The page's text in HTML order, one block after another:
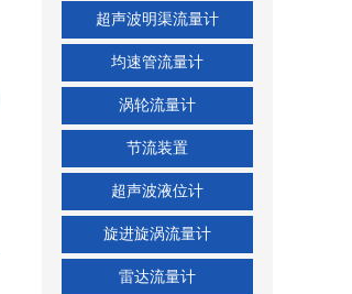
超声波明渠流量计
均速管流量计
涡轮流量计
节流装置
超声波液位计
旋进旋涡流量计
雷达流量计